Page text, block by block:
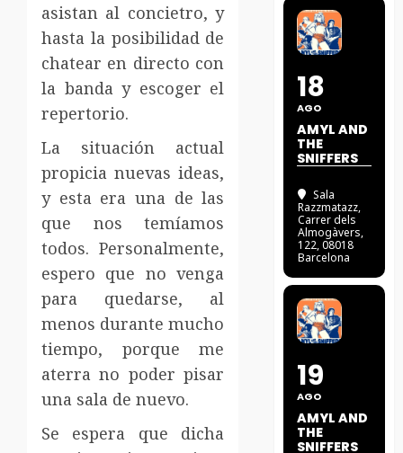
asistan al concietro, y
hasta la posibilidad de
chatear en directo con
la banda y escoger el
repertorio.
La situación actual
propicia nuevas ideas,
y esta era una de las
que nos temíamos
todos. Personalmente,
espero que no venga
para quedarse, al
menos durante mucho
tiempo, porque me
aterra no poder pisar
una sala de nuevo.
Se espera que dicha
18
AGO
AMYL AND
THE
SNIFFERS
Sala
Razzmatazz,
Carrer dels
Almogàvers,
122, 08018
Barcelona
19
AGO
AMYL AND
THE
SNIFFERS